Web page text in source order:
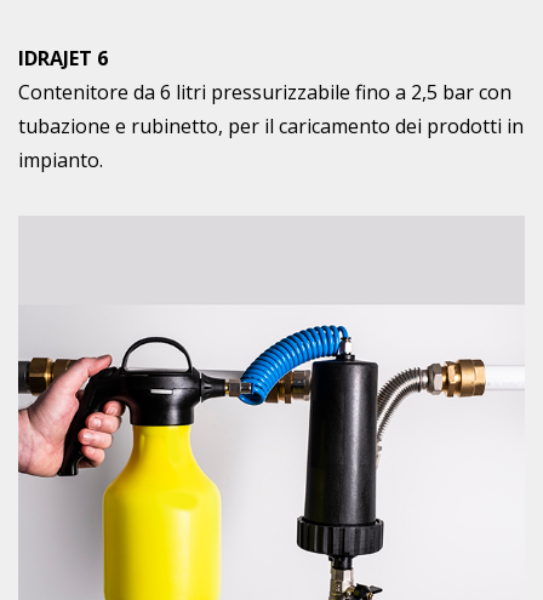
IDRAJET 6
Contenitore da 6 litri pressurizzabile fino a 2,5 bar con
tubazione e rubinetto, per il caricamento dei prodotti in
impianto.